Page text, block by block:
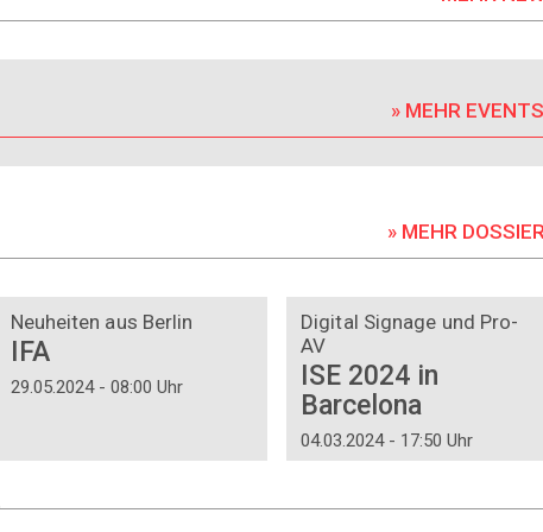
» MEHR
» MEHR
Neuheiten aus Berlin
IFA
29.05.2024 - 08:00 Uhr
Digital Signage und Pro-
AV
ISE 2024 in
Barcelona
04.03.2024 - 17:50 Uhr